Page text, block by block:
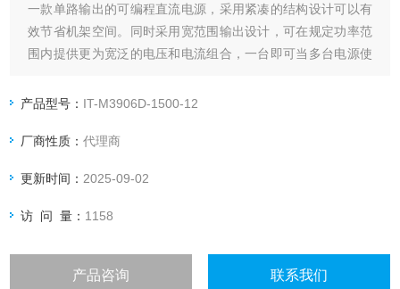
一款单路输出的可编程直流电源，采用紧凑的结构设计可以有
效节省机架空间。同时采用宽范围输出设计，可在规定功率范
围内提供更为宽泛的电压和电流组合，一台即可当多台电源使
产品型号： IT-M3906D-1500-12
厂商性质：代理商
更新时间： 2025-09-02
访 问 量： 1158
产品咨询 联系我们